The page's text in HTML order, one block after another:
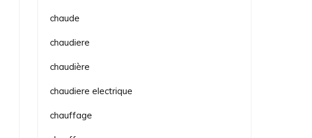
chaude
chaudiere
chaudière
chaudiere electrique
chauffage